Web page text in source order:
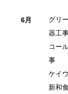
6月
グリ
器工
コー
事
ケイ
新和